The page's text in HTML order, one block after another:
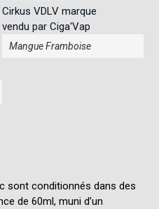
Mangue Framboise
sont conditionnés dans des
de 60ml, muni d’un